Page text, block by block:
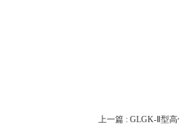
上一篇 : GLGK-Ⅱ型